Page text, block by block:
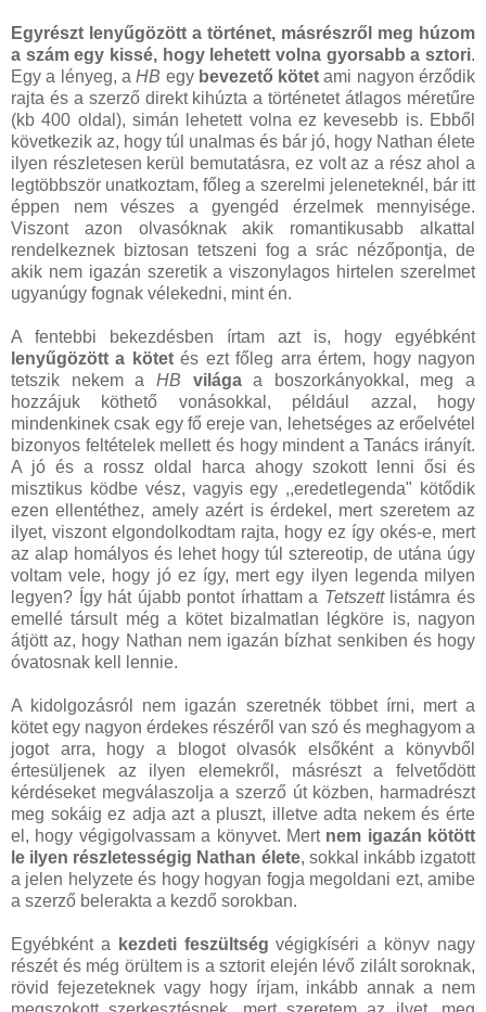
Egyrészt lenyűgözött a történet, másrészről meg húzom
a szám egy kissé, hogy lehetett volna gyorsabb a sztori.
Egy a lényeg, aHB egy bevezető kötetami nagyon érződik
rajta és a szerző direkt kihúzta a történetet átlagos méretűre
(kb 400 oldal), simán lehetett volna ez kevesebb is. Ebből
következik az, hogy túl unalmas és bár jó, hogy Nathan élete
ilyen részletesen kerül bemutatásra, ez volt az a rész ahol a
legtöbbször unatkoztam, főleg a szerelmi jeleneteknél, bár itt
éppen nem vészes a gyengéd érzelmek mennyisége.
Viszont azon olvasóknak akik romantikusabb alkattal
rendelkeznek biztosan tetszeni fog a srác nézőpontja, de
akik nem igazán szeretik a viszonylagos hirtelen szerelmet
ugyanúgy fognak vélekedni, mint én.
A fentebbi bekezdésben írtam azt is, hogy egyébként
lenyűgözött a kötetés ezt főleg arra értem, hogy nagyon
tetszik nekem a HB világaa boszorkányokkal, meg a
hozzájuk köthető vonásokkal, például azzal, hogy
mindenkinek csak egy fő ereje van, lehetséges az erőelvétel
bizonyos feltételek mellett és hogy mindent a Tanács irányít.
A jó és a rossz oldal harca ahogy szokott lenni ősi és
misztikus ködbe vész, vagyis egy ,,eredetlegenda" kötődik
ezen ellentéthez, amely azért is érdekel, mert szeretem az
ilyet, viszont elgondolkodtam rajta, hogy ez így okés-e, mert
az alap homályos és lehet hogy túl sztereotip, de utána úgy
voltam vele, hogy jó ez így, mert egy ilyen legenda milyen
legyen? Így hát újabb pontot írhattam a Tetszettlistámra és
emellé társult még a kötet bizalmatlan légköre is, nagyon
átjött az, hogy Nathan nem igazán bízhat senkiben és hogy
óvatosnak kell lennie.
A kidolgozásról nem igazán szeretnék többet írni, mert a
kötet egy nagyon érdekes részéről van szó és meghagyom a
jogot arra, hogy a blogot olvasók elsőként a könyvből
értesüljenek az ilyen elemekről, másrészt a felvetődött
kérdéseket megválaszolja a szerző út közben, harmadrészt
meg sokáig ez adja azt a pluszt, illetve adta nekem és érte
el, hogy végigolvassam a könyvet. Mert nem igazán kötött
le ilyen részletességig Nathan élete, sokkal inkább izgatott
a jelen helyzete és hogy hogyan fogja megoldani ezt, amibe
a szerző belerakta a kezdő sorokban.
Egyébként a kezdeti feszültség végigkíséri a könyv nagy
részét és még örültem is a sztorit elején lévő zilált soroknak,
rövid fejezeteknek vagy hogy írjam, inkább annak a nem